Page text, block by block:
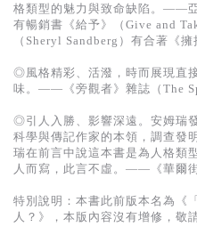
格類型的魅力與致命缺陷。——
有暢銷書《給予》（Give and
（Sheryl Sandberg）有合著《
◎風格精彩、活潑，時而展現直
味。——《旁觀者》雜誌（The
◎引人入勝、影響深遠。安姆瑞
科學與傳記作家的本領，調查
瑞在前言中說這本書是為人格類
人而寫，此言不虛。——《華爾街
特別說明：本書此前版本名為《
人？》，本版內容沒有增修，敬